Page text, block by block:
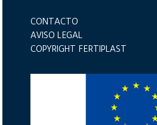
CONTACTO
AVISO LEGAL
COPYRIGHT FERTIPLAST